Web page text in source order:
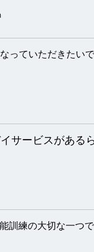
っていただきたい
サービスがある
訓練の大切な一つ